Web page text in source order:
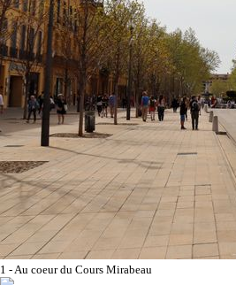
1 - Au coeur du Cours Mirabeau